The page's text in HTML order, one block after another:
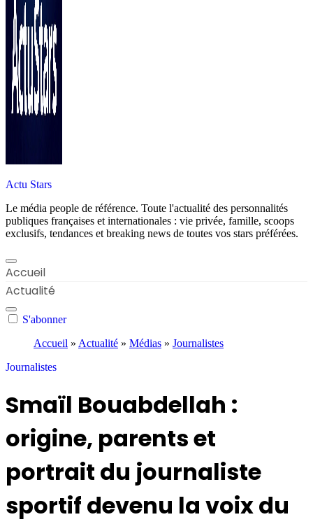
Actu Stars
Le média people de référence. Toute l'actualité des personnalités
publiques françaises et internationales : vie privée, famille, scoops
exclusifs, tendances et breaking news de toutes vos stars préférées.
Accueil
Actualité
S'abonner
Accueil » Actualité » Médias » Journalistes
Journalistes
Smaïl Bouabdellah :
origine, parents et
portrait du journaliste
sportif devenu la voix du